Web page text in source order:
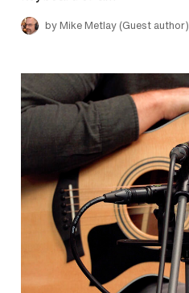
by Mike Metlay (Guest author)